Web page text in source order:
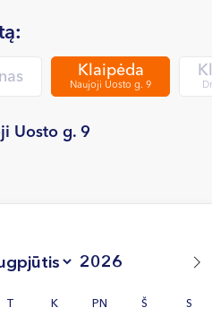
Klaipėda
Naujoji Uosto g. 9
Uosto g. 9